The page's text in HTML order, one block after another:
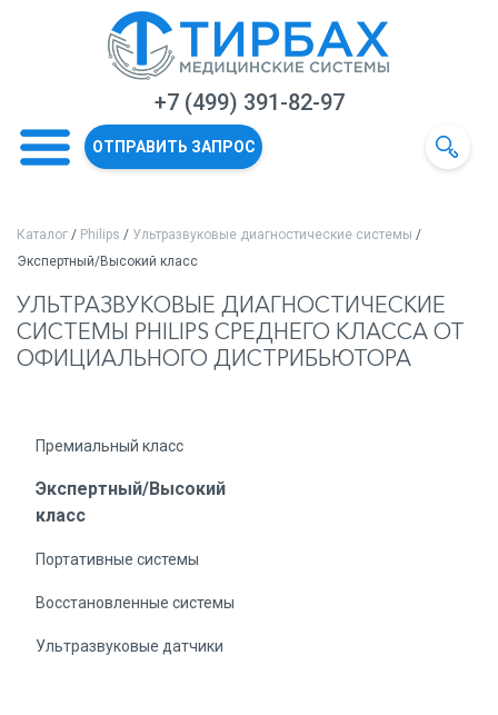
+7 (499) 391-82-97
ОТПРАВИТЬ ЗАПРОС
Каталог / Philips / Ультразвуковые диагностические системы /
Экспертный/Высокий класс
УЛЬТРАЗВУКОВЫЕ ДИАГНОСТИЧЕСКИЕ
СИСТЕМЫ PHILIPS СРЕДНЕГО КЛАССА ОТ
ОФИЦИАЛЬНОГО ДИСТРИБЬЮТОРА
Премиальный класс
Экспертный/Высокий
класс
Портативные системы
Восстановленные системы
Ультразвуковые датчики